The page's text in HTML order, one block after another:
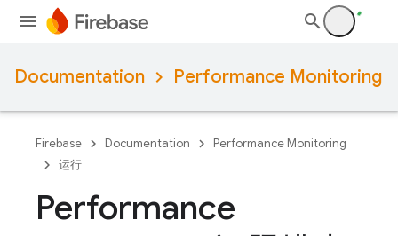
Documentation Performance Monitoring
Firebase Documentation
Performance Monitoring
运行
Performance